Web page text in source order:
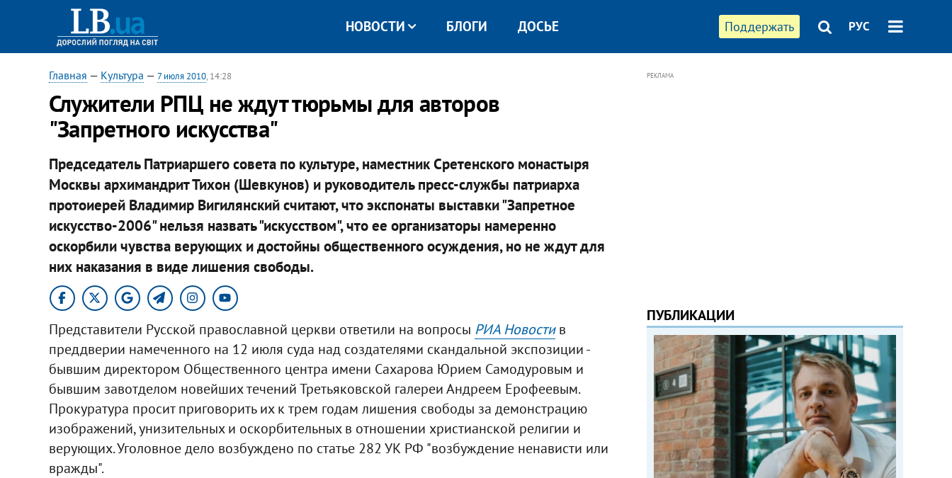
Поддержать РУС
НОВОСТИ БЛОГИ ДОСЬЕ
Главная — Культура — 7 июля 2010, 14:28
Служители РПЦ не ждут тюрьмы для авторов
"Запретного искусства"
Председатель Патриаршего совета по культуре, наместник Сретенского монастыря
Москвы архимандрит Тихон (Шевкунов) и руководитель пресс-службы патриарха
протоиерей Владимир Вигилянский считают, что экспонаты выставки "Запретное
искусство-2006" нельзя назвать "искусством", что ее организаторы намеренно
оскорбили чувства верующих и достойны общественного осуждения, но не ждут для
них наказания в виде лишения свободы.
Представители Русской православной церкви ответили на вопросы РИА Новостив
преддверии намеченного на 12 июля суда над создателями скандальной экспозиции -
бывшим директором Общественного центра имени Сахарова Юрием Самодуровым и
бывшим завотделом новейших течений Третьяковской галереи Андреем Ерофеевым.
Прокуратура просит приговорить их к трем годам лишения свободы за демонстрацию
изображений, унизительных и оскорбительных в отношении христианской религии и
верующих. Уголовное дело возбуждено по статье 282 УК РФ "возбуждение ненависти или
вражды".
РЕКЛАМА
ПУБЛИКАЦИИ